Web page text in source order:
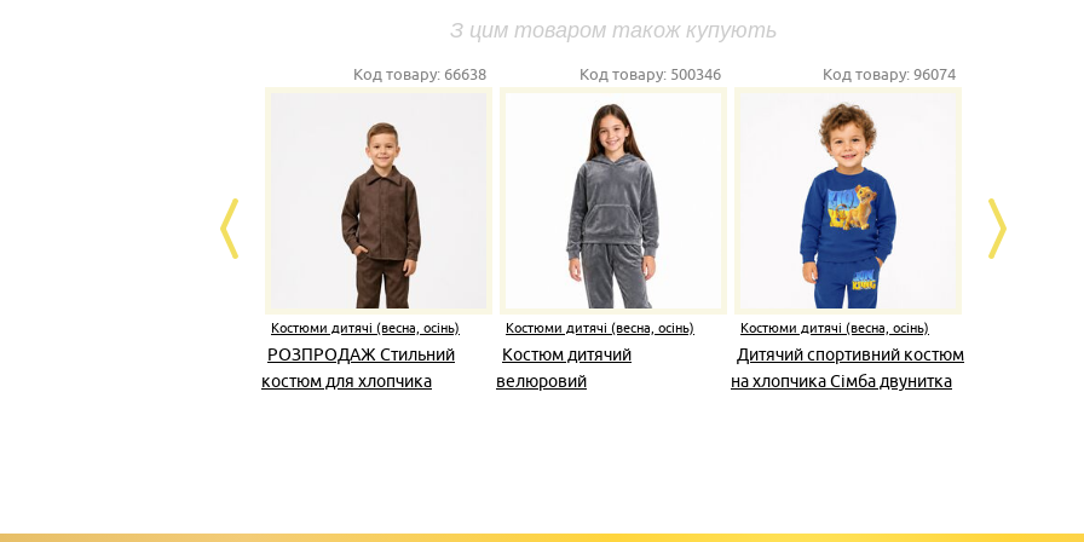
З цим товаром також купують
Код товару: 66638
Костюми дитячі (весна, осінь)
РОЗПРОДАЖ Стильний
костюм для хлопчика
Код товару: 500346
Костюми дитячі (весна, осінь)
Костюм дитячий
велюровий
Код товару:96074
Костюми дитячі (весна, осінь)
Дитячий спортивний костюм
на хлопчика Сімба двунитка